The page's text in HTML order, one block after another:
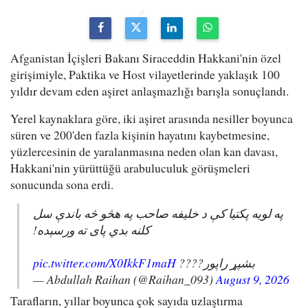
Afganistan İçişleri Bakanı Siraceddin Hakkani'nin özel
girişimiyle, Paktika ve Host vilayetlerinde yaklaşık 100
yıldır devam eden aşiret anlaşmazlığı barışla sonuçlandı.
Yerel kaynaklara göre, iki aşiret arasında nesiller boyunca
süren ve 200'den fazla kişinin hayatını kaybetmesine,
yüzlercesinin de yaralanmasına neden olan kan davası,
Hakkani'nin yürüttüğü arabuluculuk görüşmeleri
sonucunda sona erdi.
په لویه پکتیا کې د خلیفه صاحب په هڅو څه باندې سل
کلنه بدي پای ته ورسېده!
بشپړ راپور????pic.twitter.com/X0IkkF1maH
— Abdullah Raihan (@Raihan_093) August 9, 2026
Tarafların, yıllar boyunca çok sayıda uzlaştırma